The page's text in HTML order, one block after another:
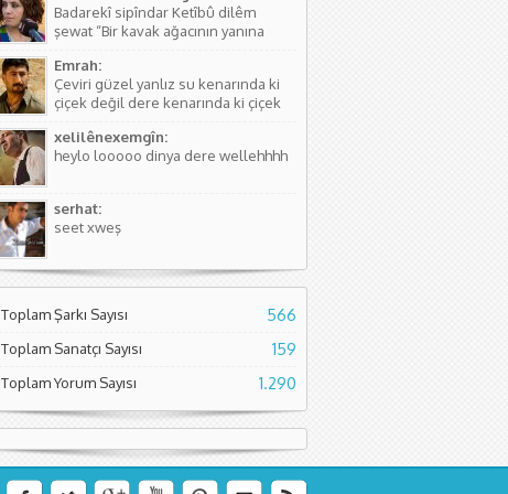
kişinin...
Badarekî sipîndar Ketîbû dilêm
şewat “Bir kavak ağacının yanına
Sözlerdeki hikayede birini arıyorlar
ve aradıkları yerde bir kavak
ağacının yanında yere düşmüş
Emrah:
Çeviri güzel yanlız su kenarında ki
çiçek değil dere kenarında ki çiçek
kıymetli olduğunu söylüyor sanırım.
Asıl söyleyen Seyade Şame dur...
xelilênexemgîn:
heylo looooo dinya dere wellehhhh
serhat:
seet xweş
Toplam Şarkı Sayısı 566
Toplam Sanatçı Sayısı 159
Toplam Yorum Sayısı 1.290